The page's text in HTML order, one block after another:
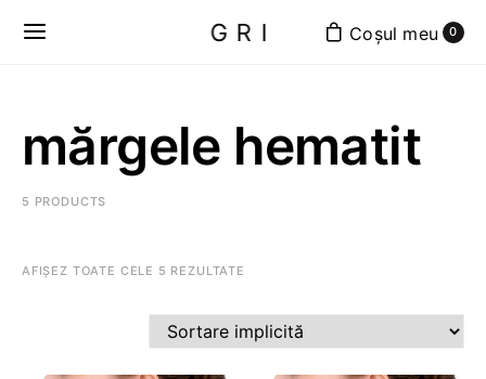
GRI 0
mărgele hematit
5 PRODUCTS
AFIȘEZ TOATE CELE 5 REZULTATE